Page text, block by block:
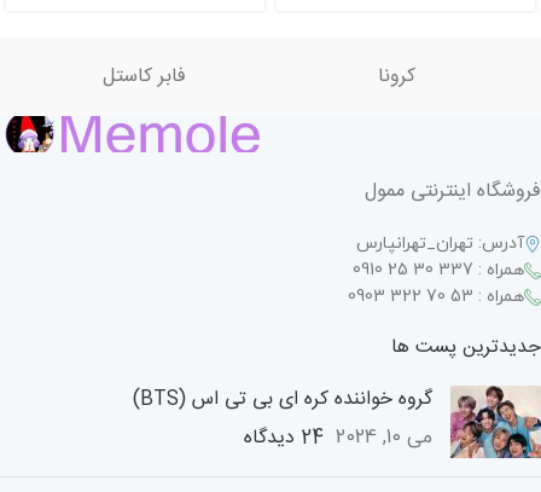
کرونا فابر کاستل
فروشگاه اینترنتی ممول
آدرس: تهران_تهرانپارس
همراه : 337 30 25 0910
همراه : 53 70 322 0903
جدیدترین پست ها
گروه خواننده کره ای بی تی اس (BTS)
می 10, 2024 24 دیدگاه